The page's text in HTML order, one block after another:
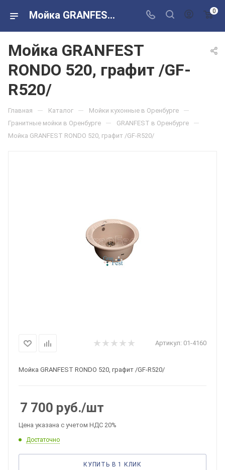
Мойка GRANFEST RONDO 520, графит /GF-R520/ в розничных магазинах Сантехторг 0
Мойка GRANFEST
RONDO 520, графит /GF-
R520/
Главная — Каталог — Мойки кухонные в Оренбурге —
Гранитные мойки в Оренбурге — GRANFEST в Оренбурге —
Мойка GRANFEST RONDO 520, графит /GF-R520/
Артикул: 01-4160
Мойка GRANFEST RONDO 520, графит /GF-R520/
7 700 руб./шт
Цена указана с учетом НДС 20%
Достаточно
КУПИТЬ В 1 КЛИК